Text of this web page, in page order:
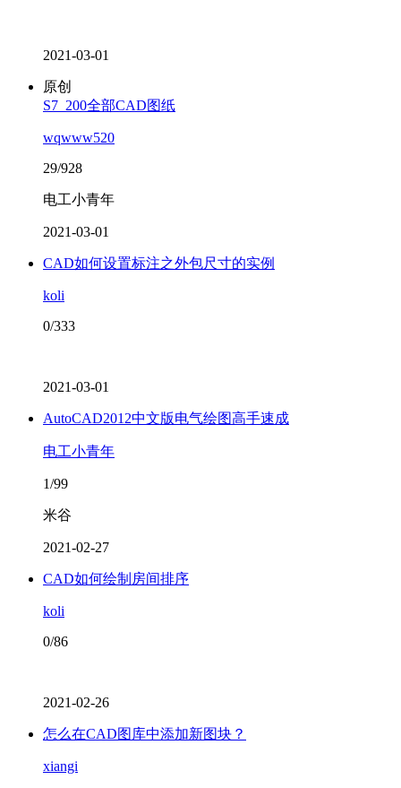
2021-03-01
原创
S7_200全部CAD图纸
wqwww520
29/928
电工小青年
2021-03-01
CAD如何设置标注之外包尺寸的实例
koli
0/333
2021-03-01
AutoCAD2012中文版电气绘图高手速成
电工小青年
1/99
米谷
2021-02-27
CAD如何绘制房间排序
koli
0/86
2021-02-26
怎么在CAD图库中添加新图块？
xiangi